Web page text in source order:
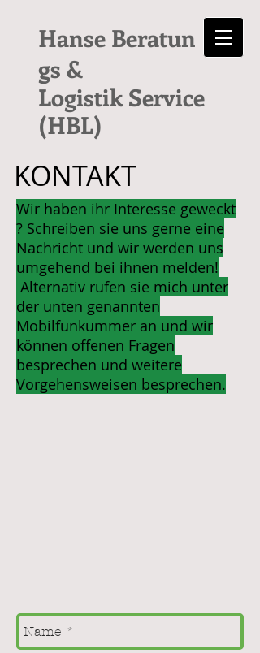
Hanse Beratun
gs &
Logistik Service
(HBL)
KONTAKT
Wir haben ihr Interesse geweckt
? Schreiben sie uns gerne eine
Nachricht und wir werden uns
umgehend bei ihnen melden!
Alternativ rufen sie mich unter
der unten genannten
Mobilfunkummer an und wir
können offenen Fragen
besprechen und weitere
Vorgehensweisen besprechen.